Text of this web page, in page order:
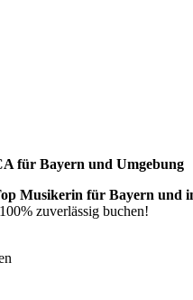
für Bayern und Umgebung
Musikerin für Bayern und
zuverlässig buchen!